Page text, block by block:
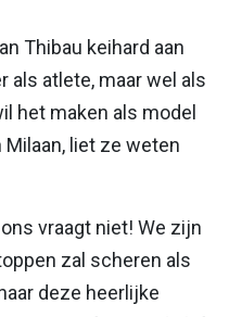
Thibau keihard aan
als atlete, maar wel als
het maken als model
liet ze weten
vraagt niet! We zijn
zal scheren als
deze heerlijke